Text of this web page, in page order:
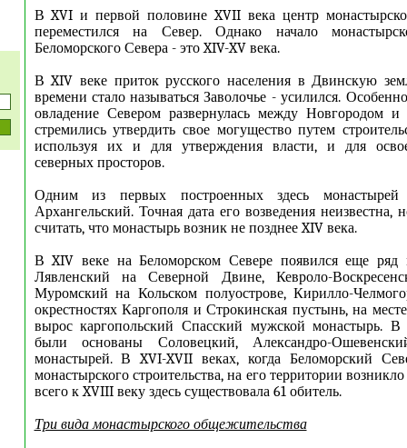
В XVI и первой половине XVII века центр
переместился на Север. Однако начало
Беломорского Севера - это XIV-XV века.
В XIV веке приток русского населения в Двинскую
времени стало называться Заволочье - усилился.
овладение Севером развернулась между Новгородом
стремились утвердить свое могущество путем
используя их и для утверждения власти, и для
северных просторов.
Одним из первых построенных здесь
Архангельский. Точная дата его возведения неизвестна,
считать, что монастырь возник не позднее XIV века.
В XIV веке на Беломорском Севере появился еще ряд
Лявленский на Северной Двине, Кевроло-
Муромский на Кольском полуострове, Кирилло-
окрестностях Каргополя и Строкинская пустынь, на
вырос каргопольский Спасский мужской монастырь.
были основаны Соловецкий, Александро-
монастырей. В XVI-XVII веках, когда Беломорский
монастырского строительства, на его территории
всего к XVIII веку здесь существовала 61 обитель.
Три вида монастырского общежительства